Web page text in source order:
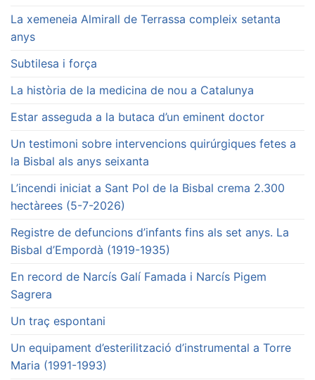
La xemeneia Almirall de Terrassa compleix setanta
anys
Subtilesa i força
La història de la medicina de nou a Catalunya
Estar asseguda a la butaca d’un eminent doctor
Un testimoni sobre intervencions quirúrgiques fetes a
la Bisbal als anys seixanta
L’incendi iniciat a Sant Pol de la Bisbal crema 2.300
hectàrees (5-7-2026)
Registre de defuncions d’infants fins als set anys. La
Bisbal d’Empordà (1919-1935)
En record de Narcís Galí Famada i Narcís Pigem
Sagrera
Un traç espontani
Un equipament d’esterilització d’instrumental a Torre
Maria (1991-1993)